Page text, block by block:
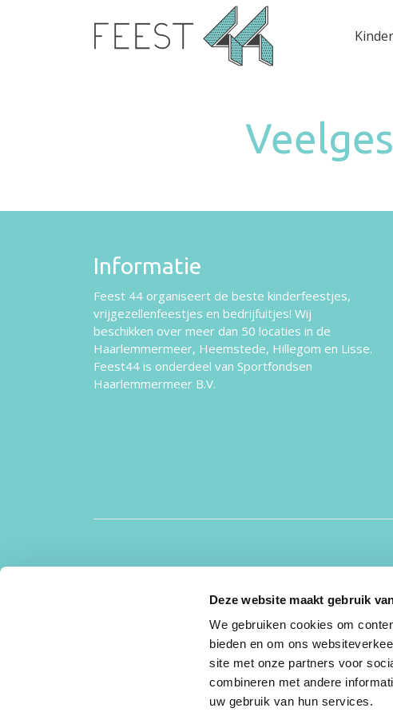
Deze website maakt gebruik
We gebruiken cookies om
bieden en om ons
site met onze partners voor
combineren met andere
uw gebruik van hun services.
Informatie
Feest 44 organiseert de beste kinderfeestjes,
vrijgezellenfeestjes en bedrijfuitjes! Wij
beschikken over meer dan 50 locaties in de
Haarlemmermeer, Heemstede, Hillegom en Lisse.
Feest44 is onderdeel van Sportfondsen
Haarlemmermeer B.V.
Copyright Feest 44 2026 - Aangeboden doorZwem Apps